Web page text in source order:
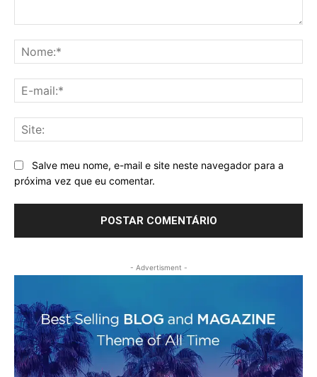
Salve meu nome, e-mail e site neste navegador para a
próxima vez que eu comentar.
- Advertisment -